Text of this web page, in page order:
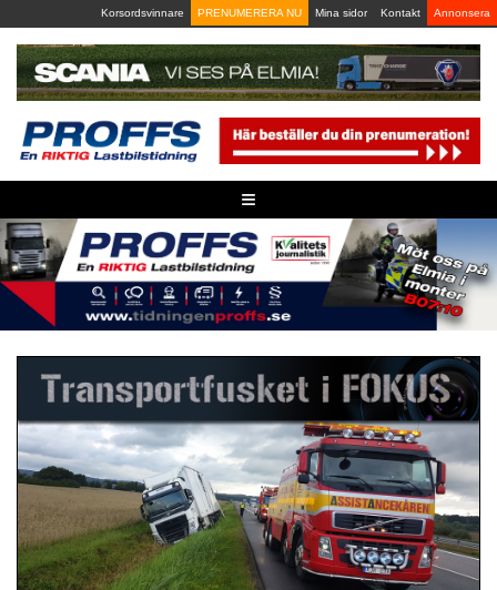
to
content
Korsordsvinnare PRENUMERERA NU Mina sidor Kontakt Annonsera
≡